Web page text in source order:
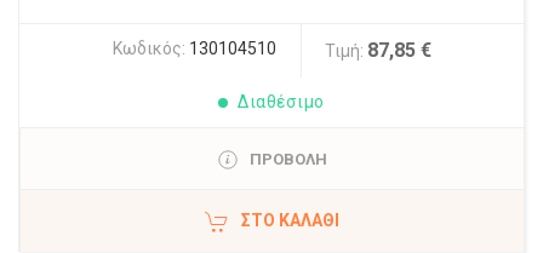
Κωδικός: 130104510 Τιμή: 87,85 €
Διαθέσιμο
ΠΡΟΒΟΛΗ
ΣΤΟ ΚΑΛΆΘΙ